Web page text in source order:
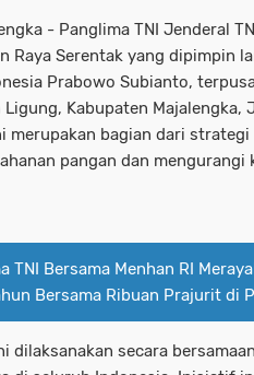
- Panglima TNI Jenderal
Raya Serentak yang dipimpin
Prabowo Subianto,
Ligung, Kabupaten Majalengka,
merupakan bagian dari strategi
pangan dan mengurangi
TNI Bersama Menhan RI
Bersama Ribuan Prajurit di
dilaksanakan secara